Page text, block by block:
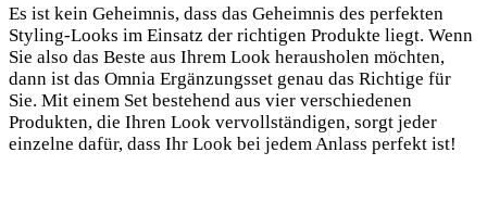
Es ist kein Geheimnis, dass das Geheimnis des perfekten
Styling-Looks im Einsatz der richtigen Produkte liegt. Wenn
Sie also das Beste aus Ihrem Look herausholen möchten,
dann ist das Omnia Ergänzungsset genau das Richtige für
Sie. Mit einem Set bestehend aus vier verschiedenen
Produkten, die Ihren Look vervollständigen, sorgt jeder
einzelne dafür, dass Ihr Look bei jedem Anlass perfekt ist!